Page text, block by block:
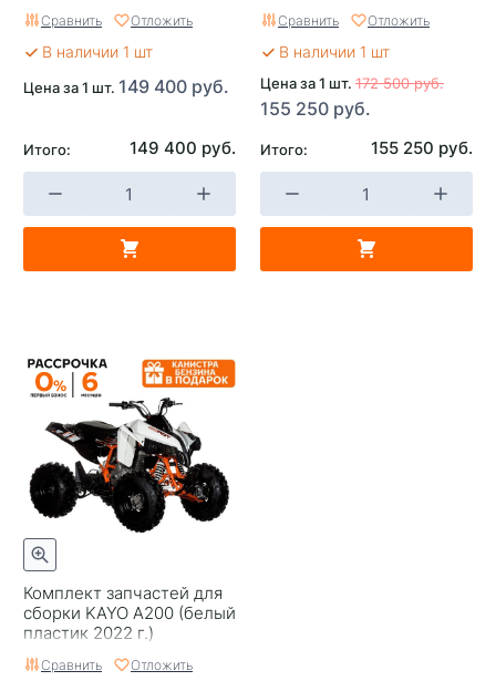
Сравнить Отложить
В наличии 1 шт
Цена за 1 шт. 149 400 руб.
Итого: 149 400 руб.
Сравнить Отложить
В наличии 1 шт
Цена за 1 шт. 172 500 руб.
155 250 руб.
Итого: 155 250 руб.
Комплект запчастей для
сборки KAYO A200 (белый
пластик 2022 г.)
Сравнить Отложить